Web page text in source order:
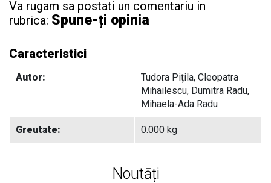
Va rugam sa postati un comentariu in
rubrica: Spune-ți opinia
Caracteristici
Autor:
Tudora Pițila, Cleopatra
Mihailescu, Dumitra Radu,
Mihaela-Ada Radu
Greutate: 0.000 kg
Noutāți